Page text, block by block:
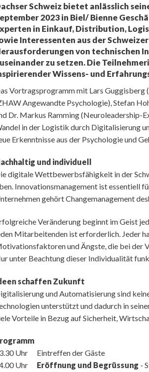
Schweiz bietet anlässlich
2023 in Biel/ Bienne
in Einkauf, Distribution,
Interessenten aus der
von technischen
zu setzen. Die
Wissens- und
Vortragsprogramm mit Lars
Angewandte Psychologie), Stefan
Dr. Markus Ramming (Neuroleadership-
in der Logistik durch Digitalisierung
Erkenntnisse aus der Psychologie und
und individuell
digitale Wettbewerbsfähigkeit in der
Innovationsmanagement ist essentiell
gehört Changemanagement
Veränderung beginnt im Geist
Mitarbeitenden ist erforderlich. Jeder
und Ängste, die bei der
unter Beachtung dieser Individualität
schaffen Zukunft
und Automatisierung sind
unterstützt und dadurch in
Vorteile in Bezug auf Sicherheit,
Uhr Eintreffen der Gäste
Uhr Eröffnung und Begrüssung -